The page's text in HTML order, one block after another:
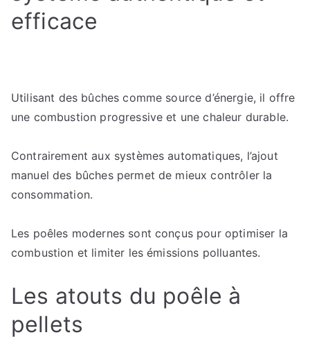
efficace
Utilisant des bûches comme source d’énergie, il offre
une combustion progressive et une chaleur durable.
Contrairement aux systèmes automatiques, l’ajout
manuel des bûches permet de mieux contrôler la
consommation.
Les poêles modernes sont conçus pour optimiser la
combustion et limiter les émissions polluantes.
Les atouts du poêle à
pellets